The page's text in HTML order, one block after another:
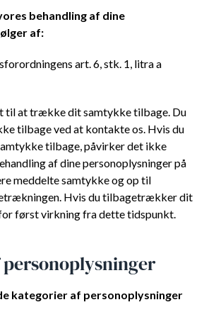
behandling af dine
af:
art. 6, stk. 1, litra a
til at trække dit samtykke tilbage. Du
tilbage ved at kontakte os. Hvis du
tilbage, påvirker det ikke
af dine personoplysninger på
meddelte samtykke og op til
Hvis du tilbagetrækker dit
først virkning fra dette tidspunkt.
kategorier af personoplysninger